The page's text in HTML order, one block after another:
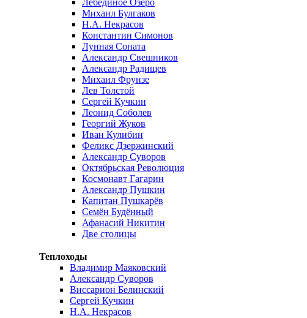
Лебединое Озеро
Михаил Булгаков
Н.А. Некрасов
Константин Симонов
Лунная Соната
Александр Свешников
Александр Радищев
Михаил Фрунзе
Лев Толстой
Сергей Кучкин
Леонид Соболев
Георгий Жуков
Иван Кулибин
Феликс Дзержинский
Александр Суворов
Октябрьская Революция
Космонавт Гагарин
Александр Пушкин
Капитан Пушкарёв
Семён Будённый
Афанасий Никитин
Две столицы
Теплоходы
Владимир Маяковский
Александр Суворов
Виссарион Белинский
Сергей Кучкин
Н.А. Некрасов